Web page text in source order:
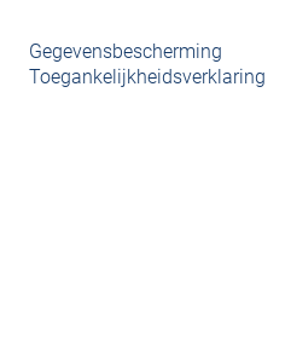
Gegevensbescherming
Toegankelijkheidsverklaring